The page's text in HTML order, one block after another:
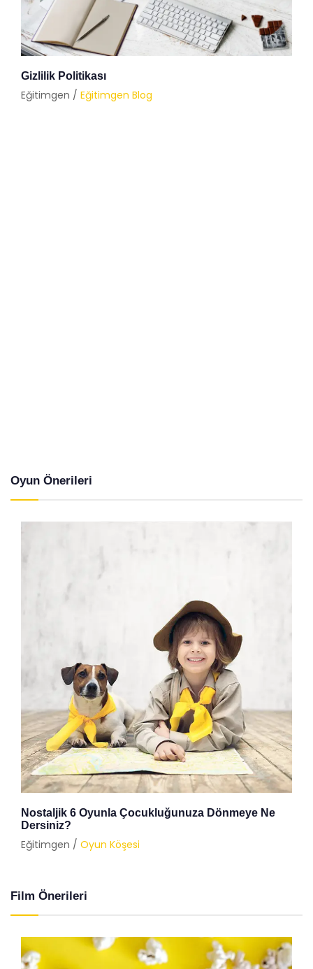
Gizlilik Politikası
Eğitimgen / Eğitimgen Blog
Oyun Önerileri
Nostaljik 6 Oyunla Çocukluğunuza Dönmeye Ne
Dersiniz?
Eğitimgen / Oyun Köşesi
Film Önerileri